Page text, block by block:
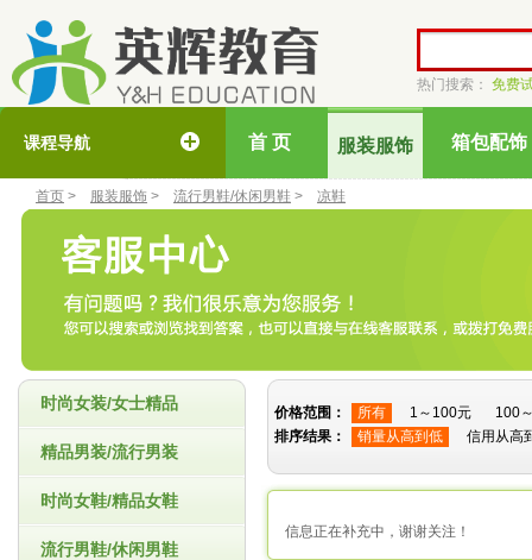
热门搜索： 免费
课程导航 首 页 服装服饰 箱包配饰
首页 > 服装服饰 > 流行男鞋/休闲男鞋 > 凉鞋
时尚女装/女士精品
精品男装/流行男装
时尚女鞋/精品女鞋
流行男鞋/休闲男鞋
价格范围： 所有 1～100元
100
排序结果：
销量从高到低 信用从高
信息正在补充中，谢谢关注！